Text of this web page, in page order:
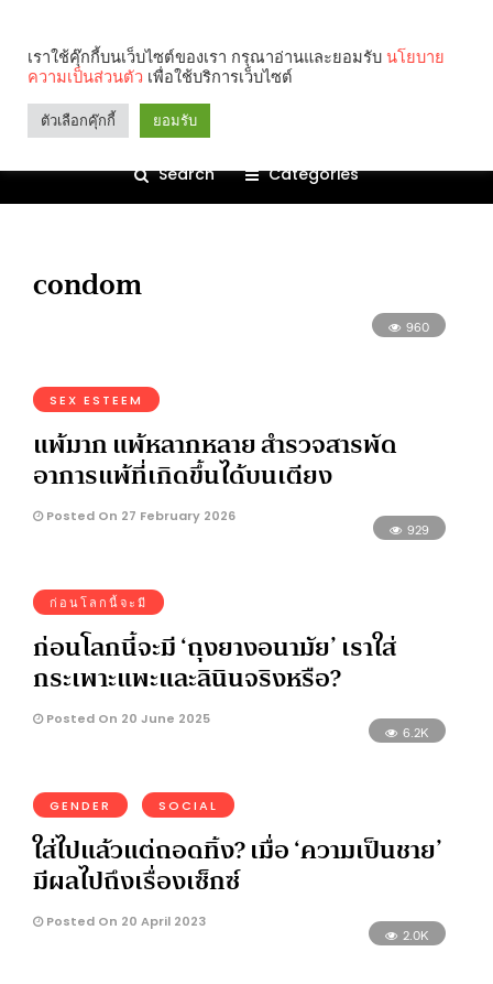
Search Categories
condom
960
SEX ESTEEM
แพ้มาก แพ้หลากหลาย สำรวจสารพัด
อาการแพ้ที่เกิดขึ้นได้บนเตียง
Posted On 27 February 2026
929
ก่อนโลกนี้จะมี
ก่อนโลกนี้จะมี ‘ถุงยางอนามัย’ เราใส่
กระเพาะแพะและลินินจริงหรือ?
Posted On 20 June 2025
6.2K
GENDER SOCIAL
ใส่ไปแล้วแต่ถอดทิ้ง? เมื่อ ‘ความเป็นชาย’
มีผลไปถึงเรื่องเซ็กซ์
Posted On 20 April 2023
2.0K
เราใช้คุ๊กกี้บนเว็บไซต์ของเรา กรุณาอ่านและยอมรับ นโยบาย
ความเป็นส่วนตัว เพื่อใช้บริการเว็บไซต์
ตัวเลือกคุ๊กกี้ ยอมรับ